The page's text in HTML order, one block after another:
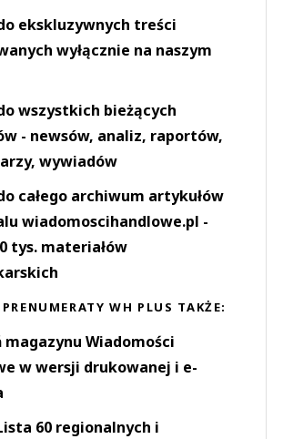
ekskluzywnych treści
wyłącznie na naszym
wszystkich bieżących
- newsów, analiz, raportów,
wywiadów
całego archiwum artykułów
wiadomoscihandlowe.pl -
tys. materiałów
WH PLUS TAKŻE:
magazynu Wiadomości
w wersji drukowanej i e-
60 regionalnych i